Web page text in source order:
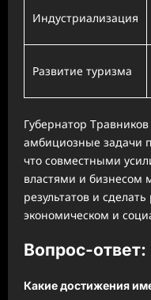
Индустриализация
Развитие туризма
Губернатор
амбициозные задачи
что совместными
властями и бизнесом
результатов и
экономическом и
Вопрос-ответ:
Какие достижения